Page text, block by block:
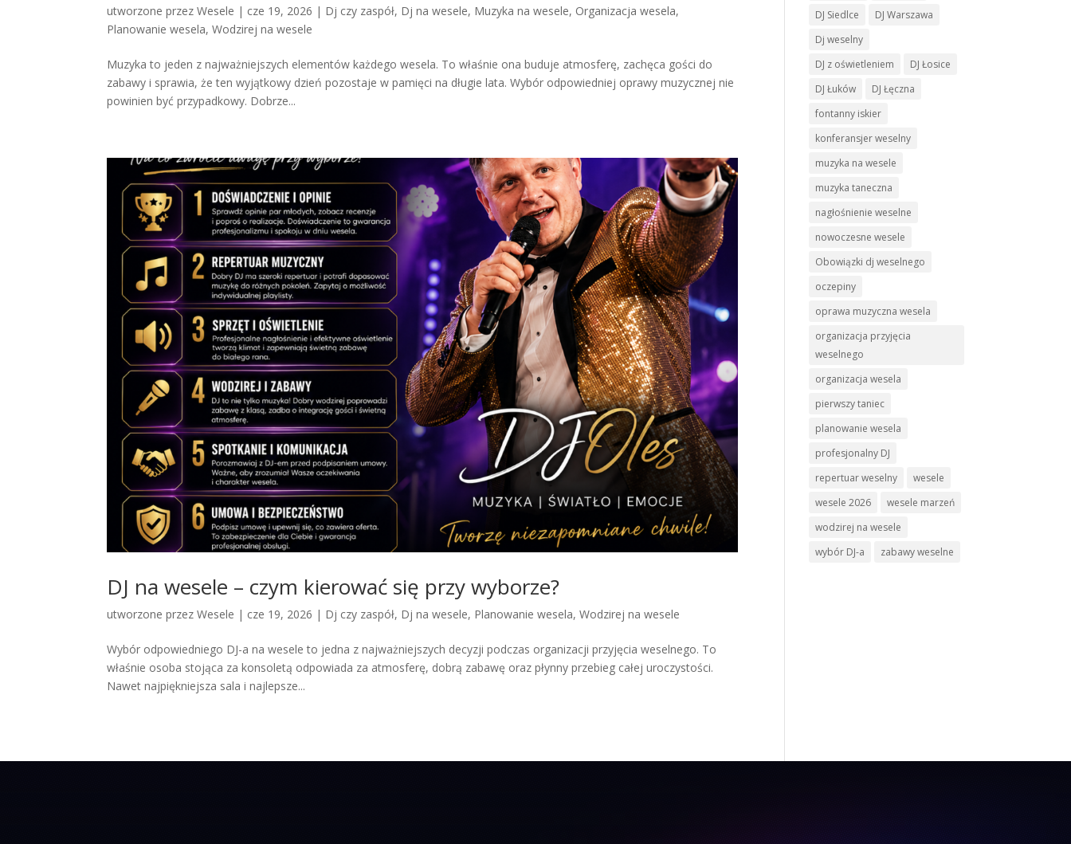
utworzone przezWesele | cze 19, 2026 | Dj czy zaspół, Dj na wesele, Muzyka na wesele, Organizacja wesela,
Planowanie wesela,Wodzirej na wesele
Muzyka to jeden z najważniejszych elementów każdego wesela. To właśnie ona buduje atmosferę, zachęca gości do
zabawy i sprawia, że ten wyjątkowy dzień pozostaje w pamięci na długie lata. Wybór odpowiedniej oprawy muzycznej nie
powinien być przypadkowy. Dobrze...
DJ na wesele – czym kierować się przy wyborze?
utworzone przezWesele | cze 19, 2026 | Dj czy zaspół, Dj na wesele, Planowanie wesela,Wodzirej na wesele
Wybór odpowiedniego DJ-a na wesele to jedna z najważniejszych decyzji podczas organizacji przyjęcia weselnego. To
właśnie osoba stojąca za konsoletą odpowiada za atmosferę, dobrą zabawę oraz płynny przebieg całej uroczystości.
Nawet najpiękniejsza sala i najlepsze...
DJ Siedlce
DJ Warszawa
Dj weselny
DJ z oświetleniem
DJ Łosice
DJ Łuków
DJ Łęczna
fontanny iskier
konferansjer weselny
muzyka na wesele
muzyka taneczna
nagłośnienie weselne
nowoczesne wesele
Obowiązki dj weselnego
oczepiny
oprawa muzyczna wesela
organizacja przyjęcia
weselnego
organizacja wesela
pierwszy taniec
planowanie wesela
profesjonalny DJ
repertuar weselny
wesele
wesele 2026
wesele marzeń
wodzirej na wesele
wybór DJ-a
zabawy weselne